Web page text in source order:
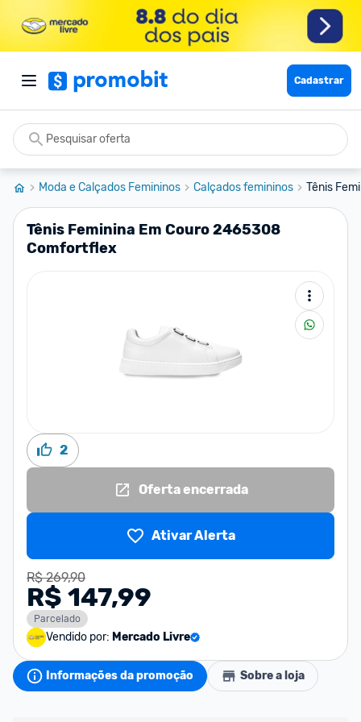
Cadastrar
Moda e Calçados Femininos Calçados femininos Tênis
Tênis Feminina Em Couro 2465308
Comfortflex
2
Oferta encerrada
Ativar Alerta
R$ 269,90
R$ 147,99
Parcelado
Vendido por: Mercado Livre
Informações da promoção Sobre a loja